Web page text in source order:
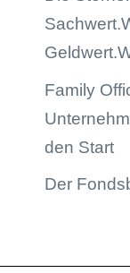
Family
den Start
Der